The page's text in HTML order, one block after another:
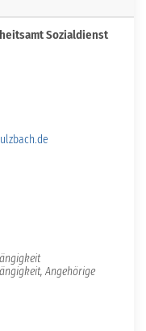
Sozialdienst
Angehörige